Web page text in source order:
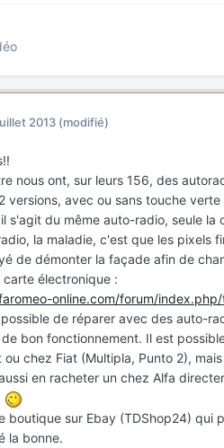
2013 (modifié)
nous ont, sur leurs 156, des
versions, avec ou sans touche verte
il s'agit du même auto-radio, seule
la maladie, c'est que les pixels
de démonter la façade afin de
carte électronique :
online.com/forum/
de réparer avec des auto-
bon fonctionnement. Il est
ou chez Fiat (Multipla, Punto 2),
en racheter un chez Alfa
boutique sur Ebay (TDShop24) qui
la bonne.